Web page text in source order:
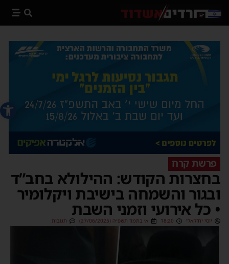
פתח
פרשת קרח
בחצרות הקודש: ההילולא בחב”ד
ובגור והשמחה בישיבת ויקלומיר
• כל אירועי וזמני השבת
יוסי יחזקאלי 18:20 א׳ בתמוז תשפ״ה (27/06/2025) תגובות